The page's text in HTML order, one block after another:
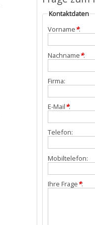
Kontaktdaten
Vorname*:
Nachname*:
Firma:
E-Mail*:
Telefon:
Mobiltelefon:
Ihre Frage*: